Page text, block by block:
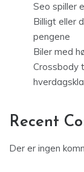
Seo spiller
Billigt eller
pengene
Biler med
Crossbody
Recent
Der er ingen